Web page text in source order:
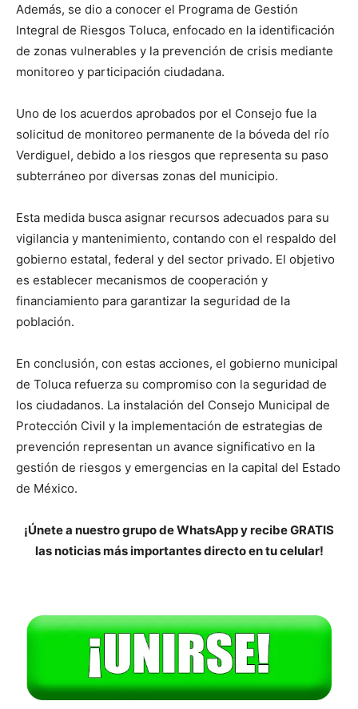
Además, se dio a conocer el Programa de Gestión
Integral de Riesgos Toluca, enfocado en la identificación
de zonas vulnerables y la prevención de crisis mediante
monitoreo y participación ciudadana.
Uno de los acuerdos aprobados por el Consejo fue la
solicitud de monitoreo permanente de la bóveda del río
Verdiguel, debido a los riesgos que representa su paso
subterráneo por diversas zonas del municipio.
Esta medida busca asignar recursos adecuados para su
vigilancia y mantenimiento, contando con el respaldo del
gobierno estatal, federal y del sector privado. El objetivo
es establecer mecanismos de cooperación y
financiamiento para garantizar la seguridad de la
población.
En conclusión, con estas acciones, el gobierno municipal
de Toluca refuerza su compromiso con la seguridad de
los ciudadanos. La instalación del Consejo Municipal de
Protección Civil y la implementación de estrategias de
prevención representan un avance significativo en la
gestión de riesgos y emergencias en la capital del Estado
de México.
¡Únete a nuestro grupo de WhatsApp y recibe GRATIS
las noticias más importantes directo en tu celular!